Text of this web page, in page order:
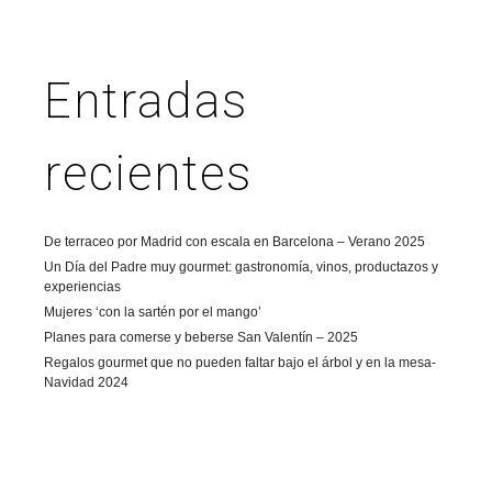
Entradas
recientes
De terraceo por Madrid con escala en Barcelona – Verano 2025
Un Día del Padre muy gourmet: gastronomía, vinos, productazos y
experiencias
Mujeres ‘con la sartén por el mango’
Planes para comerse y beberse San Valentín – 2025
Regalos gourmet que no pueden faltar bajo el árbol y en la mesa-
Navidad 2024